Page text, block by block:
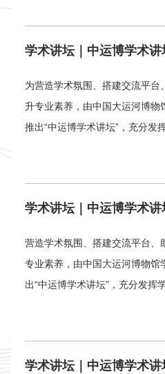
各部门干部职工参加了会议，
博学术及各项工作的支持表示感
学术讲坛｜中运博学术讲
为营造学术氛围、搭建交流平台
升专业素养，由中国大运河博物
推出“中运博学术讲坛”，充分发
西北工业大学杨军昌教授，带
讲座。馆内在职员工60余人参加
学术讲坛｜中运博学术讲
营造学术氛围、搭建交流平台、
专业素养，由中国大运河博物馆
出“中运博学术讲坛”，充分发挥
运博学术委员会委员——徐兴无
绍徐兴无南京大学文学院教授，
学术讲坛｜中运博学术讲